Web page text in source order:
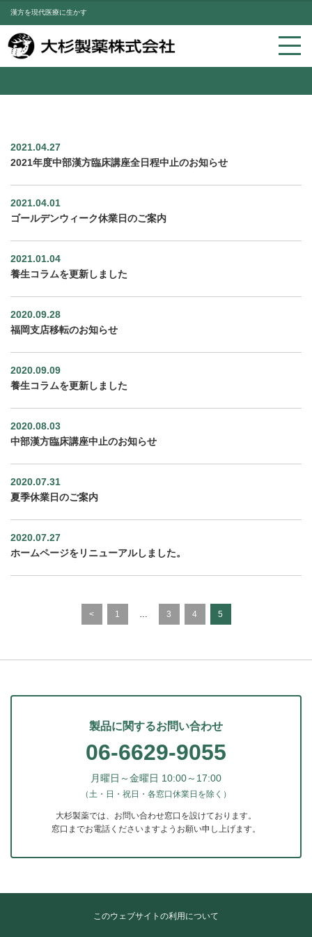
漢方を現代医療に生かす
2021.04.27
2021年度中部漢方臨床講座全日程中止のお知らせ
2021.04.01
ゴールデンウィーク休業日のご案内
2021.01.04
養生コラムを更新しました
2020.09.28
福岡支店移転のお知らせ
2020.09.09
養生コラムを更新しました
2020.08.03
中部漢方臨床講座中止のお知らせ
2020.07.31
夏季休業日のご案内
2020.07.27
ホームページをリニューアルしました。
< 1 … 3 4 5
製品に関するお問い合わせ
06-6629-9055
月曜日～金曜日 10:00～17:00
（土・日・祝日・各窓口休業日を除く）
大杉製薬では、お問い合わせ窓口を設けております。
窓口までお電話くださいますようお願い申し上げます。
このウェブサイトの利用について